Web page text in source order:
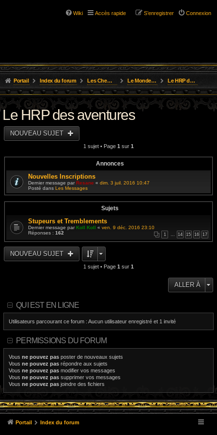
Wiki Accès rapide Connexion
S’enregistrer
Portail Index du forum Les Chemins de L'Aventure Le Monde D'Osgild Le HRP des aventures
Le HRP des aventures
NOUVEAU SUJET
1 sujet • Page 1 sur 1
Annonces
Nouvelles Inscriptions
Dernier message parResane « dim. 3 juil. 2016 10:47
Posté dans Les Messages
Sujets
Stupeurs et Tremblements
Dernier message parKoll Koll « ven. 9 déc. 2016 23:10
Réponses : 162 1 … 14 15 16 17
NOUVEAU SUJET
1 sujet • Page 1 sur 1
ALLER À
QUI EST EN LIGNE
Utilisateurs parcourant ce forum : Aucun utilisateur enregistré et 1 invité
PERMISSIONS DU FORUM
Vous ne pouvez pas poster de nouveaux sujets
Vous ne pouvez pas répondre aux sujets
Vous ne pouvez pas modifier vos messages
Vous ne pouvez pas supprimer vos messages
Vous ne pouvez pas joindre des fichiers
Portail Index du forum